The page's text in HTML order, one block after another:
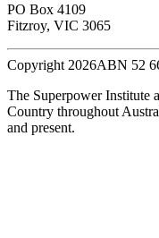
PO Box 4109
Fitzroy, VIC 3065
Copyright 2026ABN 52
The Superpower Institute
Country throughout
and present.​​​​‌ ‍ ​‍​‍‌‍ ‌ ​‍‌‍‍‌‌‍‌ ‌‍‍‌‌‍ ‍​‍​‍​ ‍‍​‍​‍‌ ​ ‌‍​‌‌‍ ‍‌‍‍‌‌ ‌​‌ ‍‌​‍ ‍‌‍‍‌‌‍ ​‍​‍​‍ ​​‍​‍‌‍‍​‌ ​‍‌‍‌‌‌‍‌‍​‍​‍​ ‍‍​‍​‍‌‍‍​‌ ‌​‌ ‌​‌ ​​​ ‍‍​‍ ​‍ ‌‍ ​‌‍ ‌‍​ ‌‍​‌‌‍ ​‌‍‍​‌‍ ‌ ​ ‌ ‌​​ ‍‍​ ​ ​ ​ ​ ​ ​ ​ ​‍ ‌‍‍‌‌‍ ‍‌ ‌​‌‍‌‌‌‍ ‍‌ ‌​​‍ ‌‍‌‌‌‍‌​‌‍‍‌‌ ‌​​‍ ‌‍ ‌‌‍ ‌‍‌​‌‍‌‌​ ‌‌ ​​‌ ​‍‌‍‌‌‌ ​ ‌‍‌‌‌‍ ‍‌ ‌​‌‍​‌‌ ‌​‌‍‍‌‌‍ ‌‍ ‍​ ‍ ‌‍‍‌‌‍‌​​ ‌​ ​‍​ ‌‍​ ‌‌​ ‌‍​ ​​‌‍‌‌​ ‍​​ ​​​‍ ‌​ ‌ ​ ‌​​ ‌‍​ ‌‌​‍ ‌​ ‌​​ ‍​​ ​ ​ ‍‌​‍ ‌​ ‍​​ ‌‍​ ​‍​ ‍‌​‍ ‌​ ‌‌​ ‌‌​ ‌ ​ ​‍‌‍‌‍​ ‍​​ ​‍​ ‍‌​ ‌‌​ ‍​​ ​​‌‍‌‌​ ‍ ‌ ‌​‌ ‍‌‌ ​​‌‍‌‌​ ‌‌ ​ ‌‍‌‌‌ ‌​‌ ‌​‌‍‍‌‌‍ ‍‌‍‌ ‌ ​ ​ ‍ ‌ ​​‌‍​‌‌ ‌​‌‍‍​​ ‌‌‍​‌‌‍​ ‌‍‍ ‌‍ ‍‌‍ ‌ ‌ ‌‍ ​‌‍‌‌‌‍‌​‌‍‌ ‌‍‌‌‌‍ ‌‌‍‌‌‌‍ ‍‌ ‌​​ ‌‍​‍‌‍​‌‌ ​ ‌‍‌‌‌‌‌‌‌ ​‍‌‍ ​​ ‌‌‍‍​‌ ‌​‌ ‌​‌ ​​​‍‌‌​ ​ ‌​​‌​‍‌‌​ ​‍‌​‌‍​‍‌‌​ ​‍‌​‌‍‌‍ ​‌‍ ‌‍​ ‌‍​‌‌‍ ​‌‍‍​‌‍ ‌ ​ ‌ ‌​​‍‌‌​ ​ ‌​​‌​ ​ ​ ​ ​ ​ ​ ​ ​‍‌‍‌‍‍‌‌‍‌​​ ‌​ ​‍​ ‌‍​ ‌‌​ ‌‍​ ​​‌‍‌‌​ ‍​​ ​​​‍ ‌​ ‌ ​ ‌​​ ‌‍​ ‌‌​‍ ‌​ ‌​​ ‍​​ ​ ​ ‍‌​‍ ‌​ ‍​​ ‌‍​ ​‍​ ‍‌​‍ ‌​ ‌‌​ ‌‌​ ‌ ​ ​‍‌‍‌‍​ ‍​​ ​‍​ ‍‌​ ‌‌​ ‍​​ ​​‌‍‌‌​‍‌‍‌ ‌​‌ ‍‌‌ ​​‌‍‌‌​ ‌‌ ​ ‌‍‌‌‌ ‌​‌ ‌​‌‍‍‌‌‍ ‍‌‍‌ ‌ ​ ​‍‌‍‌ ​​‌‍​‌‌ ‌​‌‍‍​​ ‌‌‍​‌‌‍​ ‌‍‍ ‌‍ ‍‌‍ ‌ ‌ ‌‍ ​‌‍‌‌‌‍‌​‌‍‌ ‌‍‌‌‌‍ ‌‌‍‌‌‌‍ ‍‌ ‌​​‍‌‍‌ ​​‌‍‌‌‌ ​‍‌ ​ ‌ ​​‌‍‌‌‌‍​ ‌ ‌​‌‍‍‌‌ ‌‍‌‍‌‌​ ‌‌ ​​‌ ‌‌‌‍​‍‌‍ ​‌‍‍‌‌ ​ ‌‍‍​‌‍‌‌‌‍‌​​‍​‍‌ ‌